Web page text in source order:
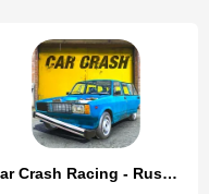
Car Crash Racing - Russia